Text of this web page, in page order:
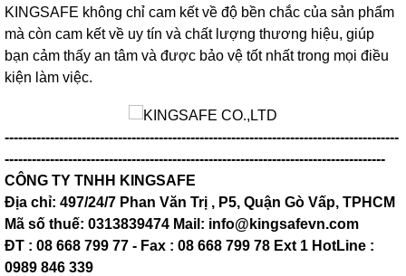
KINGSAFE không chỉ cam kết về độ bền chắc của sản phẩm
mà còn cam kết về uy tín và chất lượng thương hiệu, giúp
bạn cảm thấy an tâm và được bảo vệ tốt nhất trong mọi điều
kiện làm việc.
---------------------------------------------------------------------------------------
------------------------------------------------------------------------------------
CÔNG TY TNHH KINGSAFE
Địa chỉ: 497/24/7 Phan Văn Trị , P5, Quận Gò Vấp, TPHCM
Mã số thuế: 0313839474 Mail: info@kingsafevn.com
ĐT : 08 668 799 77 - Fax : 08 668 799 78 Ext 1 HotLine :
0989 846 339